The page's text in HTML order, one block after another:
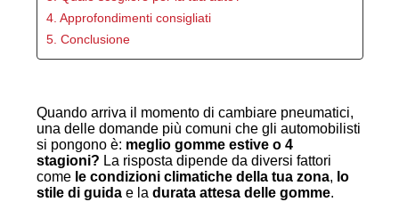
4. Approfondimenti consigliati
5. Conclusione
Quando arriva il momento di cambiare pneumatici,
una delle domande più comuni che gli automobilisti
si pongono è: meglio gomme estive o 4
stagioni? La risposta dipende da diversi fattori
come le condizioni climatiche della tua zona, lo
stile di guidae la durata attesa delle gomme.